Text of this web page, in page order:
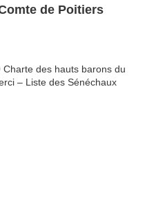
de Poitiers